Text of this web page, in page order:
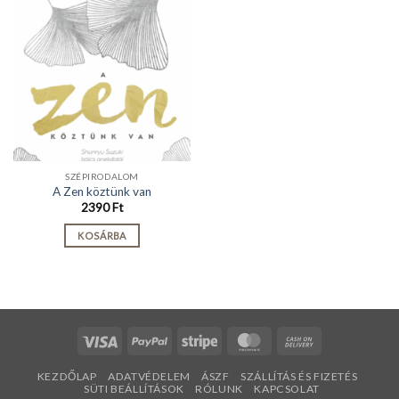
SZÉPIRODALOM
A Zen köztünk van
2390Ft
KOSÁRBA
Visa PayPal Stripe MasterCard
Delivery
KEZDŐLAP ADATVÉDELEM ÁSZF
SZÁLLÍTÁS ÉS FIZETÉS
SÜTI BEÁLLÍTÁSOK
RÓLUNK KAPCSOLAT